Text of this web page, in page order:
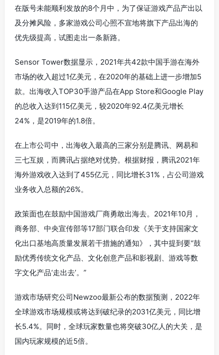
在版号未能顺利发放的8个月中，为了保证游戏产品产出以
及分摊风险，多家游戏公司心照不宣地将旗下产品出海的
优先级提高，试图走出一条新路。
Sensor Tower数据显示，2021年共42款中国手游在海外
市场的收入超过1亿美元，在2020年的基础上进一步增加5
款。出海收入TOP30手游产品在App Store和Google Play
的总收入达到115亿美元，较2020年92.4亿美元增长
24%，是2019年的1.8倍。
在上市公司中，出海收入最高的三家分别是腾讯、网易和
三七互娱，而腾讯占据绝对优势。根据财报，腾讯2021年
海外游戏收入达到了455亿元，同比增长31%，占公司游戏
业务收入总额的26%。
政策面也在鼓励中国游戏厂商勇敢出海去。2021年10月，
商务部、中央宣传部等17部门联合印发《关于支持国家文
化出口基地高质量发展若干措施的通知》，其中提到要“鼓
励优秀传统文化产品、文化创意产品和影视剧、游戏等数
字文化产品‘走出去’。”
游戏市场研究公司Newzoo最新公布的数据预测，2022年
全球游戏市场规模或将达到破纪录的2031亿美元，同比增
长5.4%。同时，全球玩家数量也将突破30亿人的大关，是
国内玩家规模的近5倍。